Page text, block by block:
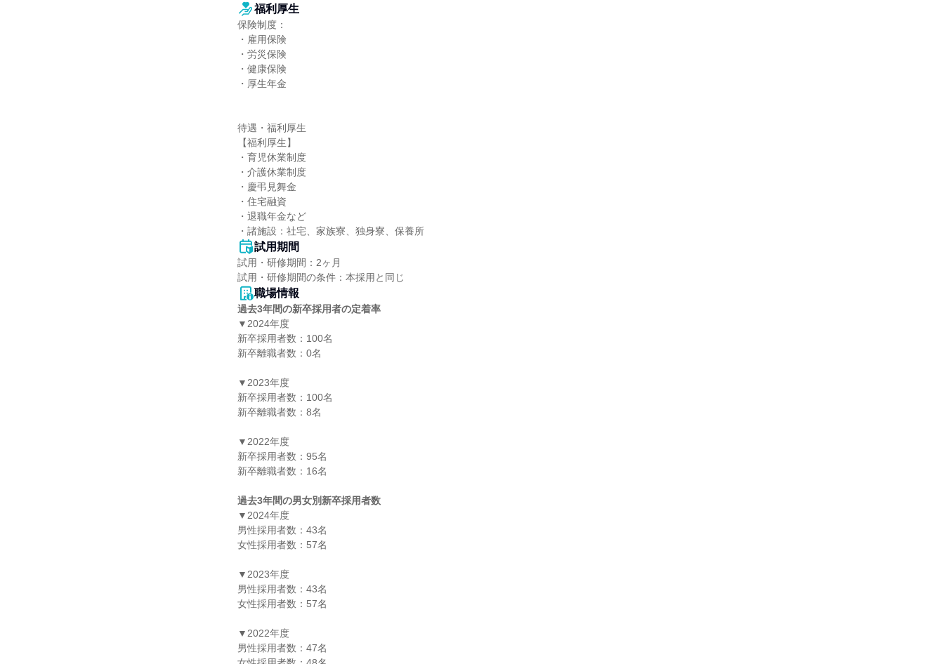
福利厚生
保険制度：
・雇用保険
・労災保険
・健康保険
・厚生年金
待遇・福利厚生
【福利厚生】
・育児休業制度
・介護休業制度
・慶弔見舞金
・住宅融資
・退職年金など
・諸施設：社宅、家族寮、独身寮、保養所
試用期間
試用・研修期間：2ヶ月
職場情報
過去3年間の新卒採用者の定着率
▼2024年度
新卒採用者数：100名
新卒離職者数：0名
▼2023年度
新卒採用者数：100名
新卒離職者数：8名
▼2022年度
新卒採用者数：95名
新卒離職者数：16名
過去3年間の男女別新卒採用者数
▼2024年度
男性採用者数：43名
女性採用者数：57名
▼2023年度
男性採用者数：43名
女性採用者数：57名
▼2022年度
男性採用者数：47名